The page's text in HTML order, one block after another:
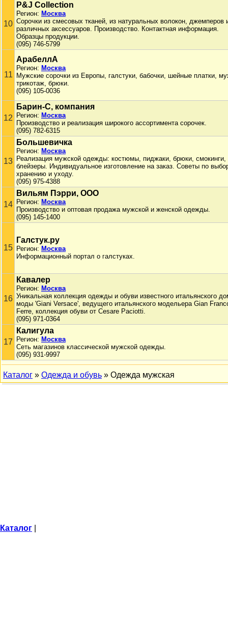
10
P&J Collection
Регион: Москва
Сорочки из смесовых тканей, из натуральных волокон, джемперов
различных аксессуаров. Производство. Контактная информация.
Образцы продукции.
(095) 746-5799
11
АрабеллА
Регион: Москва
Мужские сорочки из Европы, галстуки, бабочки, шейные платки,
трикотаж, брюки.
(095) 105-0036
12
Барин-С, компания
Регион: Москва
Производство и реализация широкого ассортимента сорочек.
(095) 782-6315
13
Большевичка
Регион: Москва
Реализация мужской одежды: костюмы, пиджаки, брюки, смокинги,
блейзеры. Индивидуальное изготовление на заказ. Советы по
хранению и уходу.
(095) 975-4388
14
Вильям Пэрри, ООО
Регион: Москва
Производство и оптовая продажа мужской и женской одежды.
(095) 145-1400
15
Галстук.ру
Регион: Москва
Информационный портал о галстуках.
16
Кавалер
Регион: Москва
Уникальная коллекция одежды и обуви известного итальянского
моды 'Giani Versace', ведущего итальянского модельера Gian
Ferre, коллекция обуви от Cesare Paciotti.
(095) 971-0364
17
Калигула
Регион: Москва
Сеть магазинов классической мужской одежды.
(095) 931-9997
Каталог » Одежда и обувь » Одежда мужская
Каталог